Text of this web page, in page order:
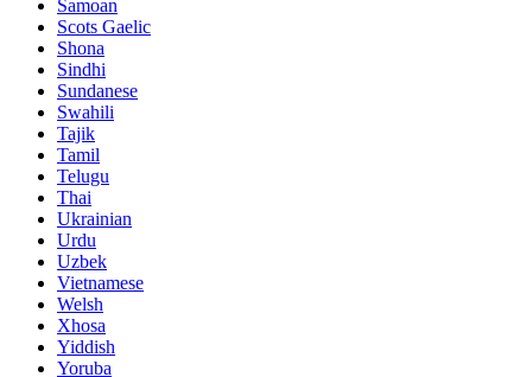
Samoan
Scots Gaelic
Shona
Sindhi
Sundanese
Swahili
Tajik
Tamil
Telugu
Thai
Ukrainian
Urdu
Uzbek
Vietnamese
Welsh
Xhosa
Yiddish
Yoruba